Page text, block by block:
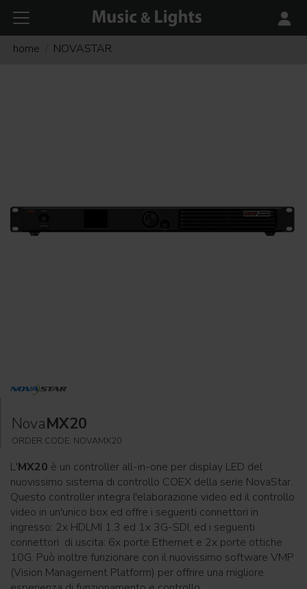
home NOVASTAR
NovaMX20
ORDER CODE: NOVAMX20
L'MX20 è un controller all-in-one per display LED del
nuovissimo sistema di controllo COEX della serie NovaStar.
Questo controller integra l'elaborazione video ed il controllo
video in un'unico box ed offre i seguenti connettori in
ingresso: 2x HDLMI 1.3 ed 1x 3G-SDI, ed i seguenti
connettori di uscita: 6x porte Ethernet e 2x porte ottiche
10G. Può inoltre funzionare con il nuovissimo software VMP
(Vision Management Platform) per offrire una migliore